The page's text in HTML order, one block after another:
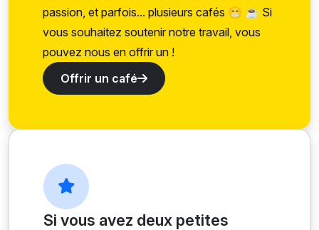
passion, et parfois... plusieurs cafés 😁 ☕ Si
vous souhaitez soutenir notre travail, vous
pouvez nous en offrir un !
Offrir un café
Si vous avez deux petites